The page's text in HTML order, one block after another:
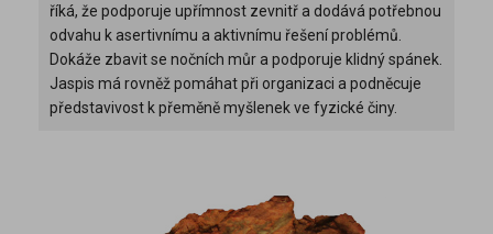
říká, že podporuje upřímnost zevnitř a dodává potřebnou
odvahu k asertivnímu a aktivnímu řešení problémů.
Dokáže zbavit se nočních můr a podporuje klidný spánek.
Jaspis má rovněž pomáhat při organizaci a podněcuje
představivost k přeměně myšlenek ve fyzické činy.